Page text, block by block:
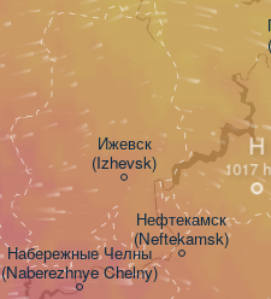
Ижевск
(Izhevsk)
Нефтекамск
(Neftekamsk)
Набережные Челны
(Naberezhnye Chelny)
H